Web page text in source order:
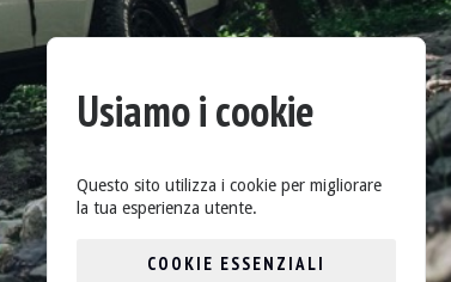
Usiamo i cookie
Questo sito utilizza i cookie per migliorare
la tua esperienza utente.
COOKIE ESSENZIALI